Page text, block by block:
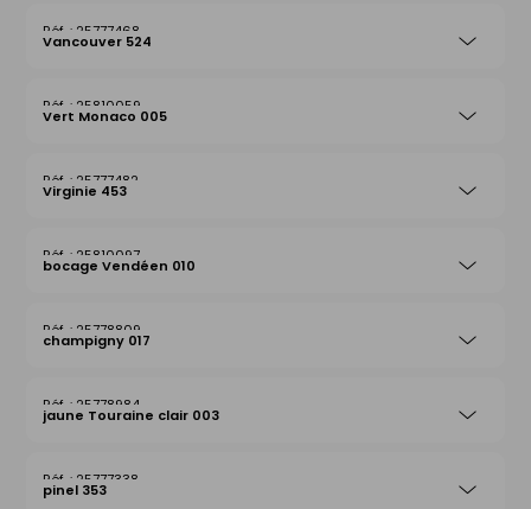
25777468
Vancouver 524
25810059
Vert Monaco 005
25777482
Virginie 453
25810097
bocage Vendéen 010
25778809
champigny 017
25778984
jaune Touraine clair 003
25777338
pinel 353